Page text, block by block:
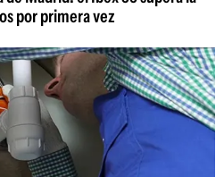
por primera vez